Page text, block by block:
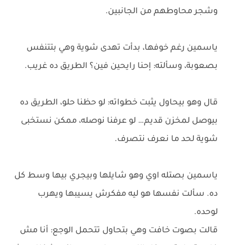
وشجر محاوطهم من الجانبين.
ياسمين رغم خوفها، بدأت تهدى شوية وهي بتتنفس
بصعوبة، وسألته: إحنا رايحين فين؟ الطريق ده غريب.
قال وهو بيحاول يثبت خطواته: لو حظنا حلو، الطريق ده
بيوصل لمخزن قديم… لو عرفنا نوصله، ممكن نستخبى
شوية لحد ما نعرف نتصرف.
ياسمين بصتله اوي وهو شايلها وبيجري بيها وسط كل
ده. سألت نفسها هو ليه مفكرش يسيبها ويهرب
لوحده.
قالت بصوت خافت وهي بتحاول تتحمل الوجع: أنا مش